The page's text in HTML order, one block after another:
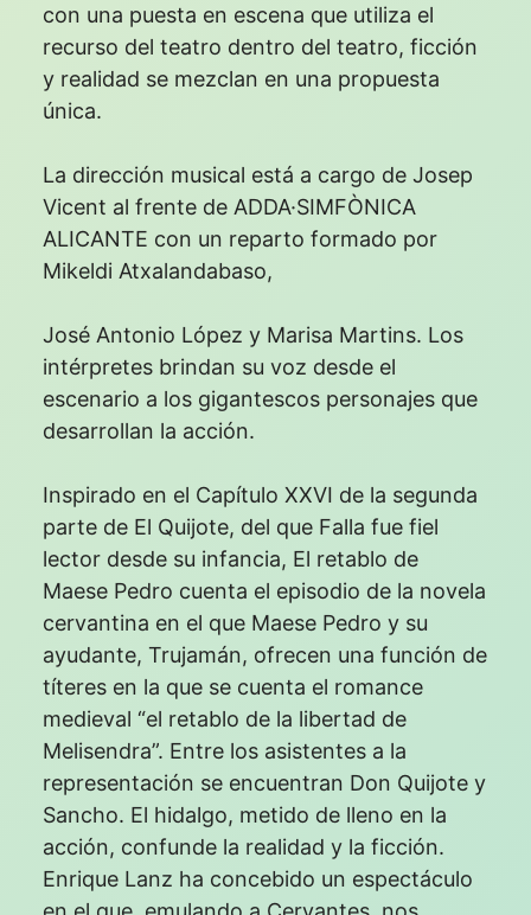
con una puesta en escena que utiliza el
recurso del teatro dentro del teatro, ficción
y realidad se mezclan en una propuesta
única.
La dirección musical está a cargo de Josep
Vicent al frente de ADDA·SIMFÒNICA
ALICANTE con un reparto formado por
Mikeldi Atxalandabaso,
José Antonio López y Marisa Martins. Los
intérpretes brindan su voz desde el
escenario a los gigantescos personajes que
desarrollan la acción.
Inspirado en el Capítulo XXVI de la segunda
parte de El Quijote, del que Falla fue fiel
lector desde su infancia, El retablo de
Maese Pedro cuenta el episodio de la novela
cervantina en el que Maese Pedro y su
ayudante, Trujamán, ofrecen una función de
títeres en la que se cuenta el romance
medieval “el retablo de la libertad de
Melisendra”. Entre los asistentes a la
representación se encuentran Don Quijote y
Sancho. El hidalgo, metido de lleno en la
acción, confunde la realidad y la ficción.
Enrique Lanz ha concebido un espectáculo